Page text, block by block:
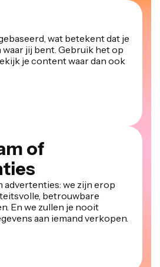
wat betekent dat je
waar jij bent. Gebruik het op
je content waar dan ook
of
advertenties: we zijn erop
betrouwbare
En we zullen je nooit
aan iemand verkopen.